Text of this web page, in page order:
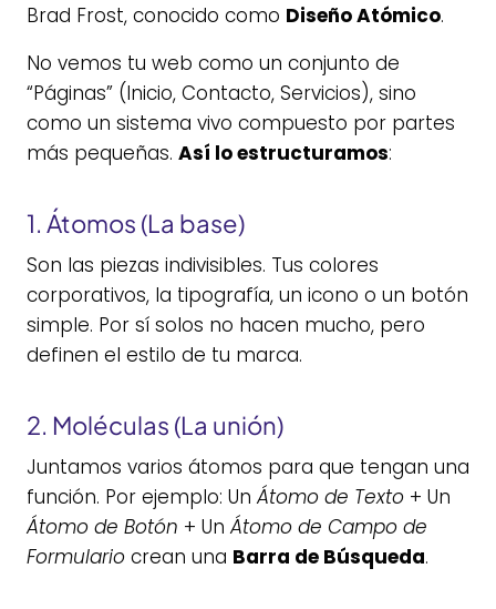
Brad Frost, conocido como Diseño Atómico.
No vemos tu web como un conjunto de
“Páginas” (Inicio, Contacto, Servicios), sino
como un sistema vivo compuesto por partes
más pequeñas. Así lo estructuramos:
1. Átomos (La base)
Son las piezas indivisibles. Tus colores
corporativos, la tipografía, un icono o un botón
simple. Por sí solos no hacen mucho, pero
definen el estilo de tu marca.
2. Moléculas (La unión)
Juntamos varios átomos para que tengan una
función. Por ejemplo: UnÁtomo de Texto + Un
Átomo de Botón + UnÁtomo de Campo de
Formulario crean una Barra de Búsqueda.